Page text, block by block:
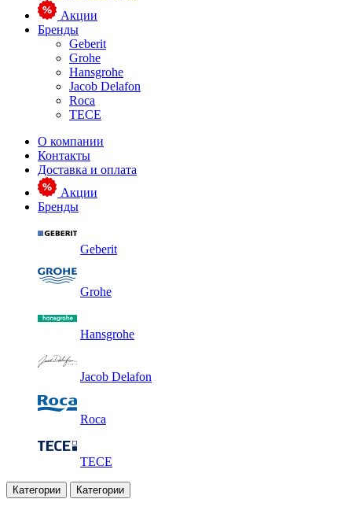
Акции
Бренды
Geberit
Grohe
Hansgrohe
Jacob Delafon
Roca
TECE
О компании
Контакты
Доставка и оплата
Акции
Бренды
Geberit
Grohe
Hansgrohe
Jacob Delafon
Roca
TECE
Категории Категории